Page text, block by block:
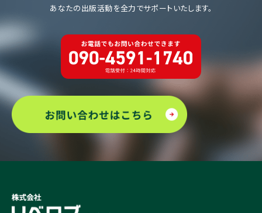
あなたの出版活動を全力でサポートいたします。